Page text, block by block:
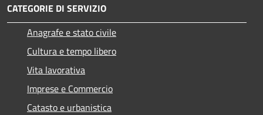
CATEGORIE DI SERVIZIO
Anagrafe e stato civile
Cultura e tempo libero
Vita lavorativa
Imprese e Commercio
Catasto e urbanistica